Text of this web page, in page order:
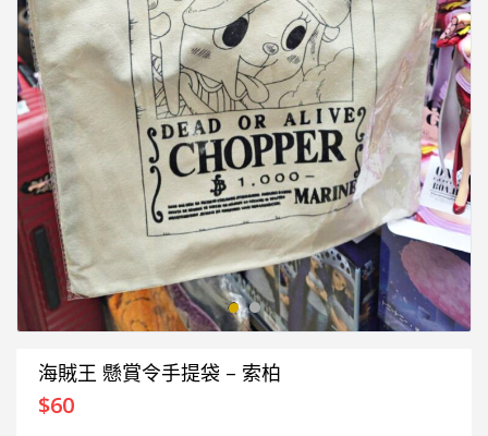
海賊王 懸賞令手提袋 – 索柏
$60